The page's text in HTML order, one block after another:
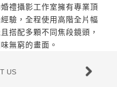
禮攝影工作室擁有專業頂
驗，全程使用高階全片幅
搭配多顆不同焦段鏡頭，
無窮的畫面。
US